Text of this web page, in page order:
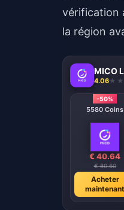
vérification
la région
MICO
4.06
-50%
5580 Coins
€ 40.64
€ 80.60
Acheter
maintenant